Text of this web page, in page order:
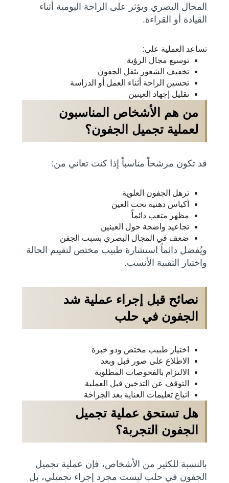
المجال البصري ويؤثر على الراحة اليومية أثناء
القيادة أو القراءة.
تساعد العملية على:
توسيع مجال الرؤية
تخفيف الشعور بثقل الجفون
تحسين الراحة أثناء العمل أو الدراسة
تقليل إجهاد العينين
من هم الأشخاص المناسبون
لعملية تجميل الجفون؟
قد تكون مرشحاً مناسباً إذا كنت تعاني من:
ترهل الجفون العلوية
أكياس دهنية تحت العين
مظهر متعب دائماً
تجاعيد واضحة حول العينين
ضعف في المجال البصري بسبب الجفن
ويُفضل دائماً استشارة طبيب مختص لتقييم الحالة
واختيار التقنية الأنسب.
نصائح قبل إجراء عملية شد
الجفون في حلب
اختيار طبيب مختص وذو خبرة
الاطلاع على صور قبل وبعد
الالتزام بالفحوصات المطلوبة
التوقف عن التدخين قبل العملية
اتباع تعليمات العناية بعد الجراحة
هل تستحق عملية تجميل
الجفون التجربة؟
بالنسبة للكثير من الأشخاص، فإن عملية تجميل
الجفون في حلب ليست مجرد إجراء تجميلي، بل